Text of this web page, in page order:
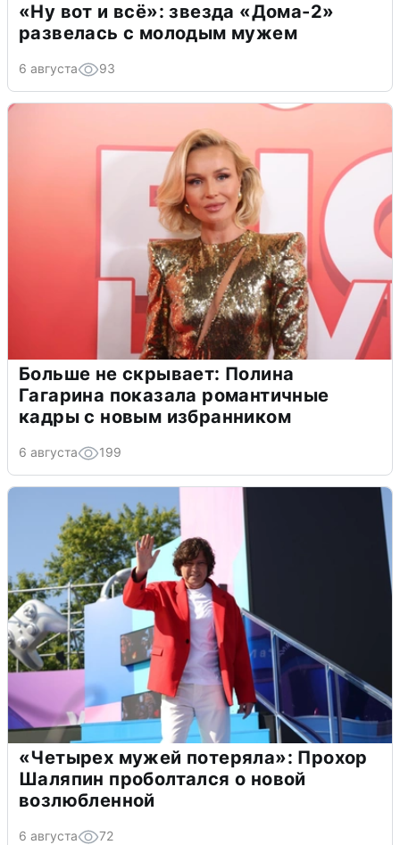
«Ну вот и всё»: звезда «Дома-2»
развелась с молодым мужем
6 августа 93
Больше не скрывает: Полина
Гагарина показала романтичные
кадры с новым избранником
6 августа 199
«Четырех мужей потеряла»: Прохор
Шаляпин проболтался о новой
возлюбленной
6 августа 72